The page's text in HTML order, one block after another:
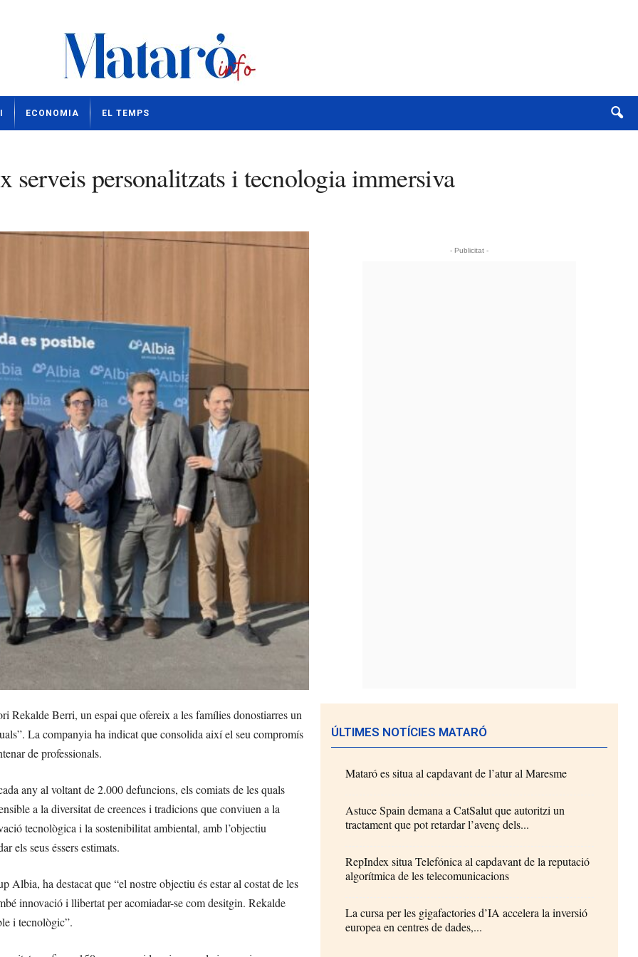
ECONOMIA EL TEMPS
personalitzats i tecnologia immersiva
Berri, un espai que ofereix a les famílies donostiarres un
La companyia ha indicat que consolida així el seu compromís
de professionals.
any al voltant de 2.000 defuncions, els comiats de les quals
a la diversitat de creences i tradicions que conviuen a la
tecnològica i la sostenibilitat ambiental, amb l’objectiu
els seus éssers estimats.
ha destacat que “el nostre objectiu és estar al costat de les
innovació i llibertat per acomiadar-se com desitgin. Rekalde
i tecnològic”.
- Publicitat -
ÚLTIMES NOTÍCIES MATARÓ
Mataró es situa al capdavant de l’atur al Maresme
Astuce Spain demana a CatSalut que autoritzi un
tractament que pot retardar l’avenç dels...
RepIndex situa Telefónica al capdavant de la reputació
algorítmica de les telecomunicacions
La cursa per les gigafactories d’IA accelera la inversió
europea en centres de dades,...